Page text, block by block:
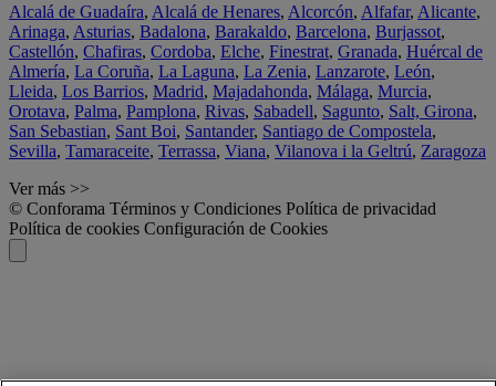
Alcalá de Guadaíra, Alcalá de Henares, Alcorcón, Alfafar, Alicante,
Arinaga, Asturias, Badalona, Barakaldo, Barcelona, Burjassot,
Castellón, Chafiras, Cordoba, Elche, Finestrat, Granada, Huércal de
Almería, La Coruña, La Laguna, La Zenia, Lanzarote, León,
Lleida, Los Barrios, Madrid, Majadahonda, Málaga, Murcia,
Orotava, Palma, Pamplona, Rivas, Sabadell, Sagunto, Salt, Girona,
San Sebastian, Sant Boi, Santander, Santiago de Compostela,
Sevilla, Tamaraceite, Terrassa, Viana, Vilanova i la Geltrú, Zaragoza
Ver más >>
© Conforama Términos y Condiciones Política de privacidad
Política de cookies Configuración de Cookies